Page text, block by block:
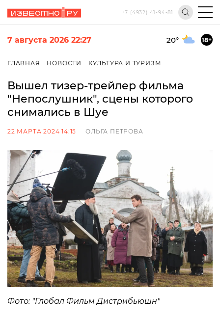
+7 (4932) 41-94-81
7 августа 2026 22:27 20° 18+
ГЛАВНАЯ НОВОСТИ КУЛЬТУРА И ТУРИЗМ
Вышел тизер-трейлер фильма
"Непослушник", сцены которого
снимались в Шуе
22 МАРТА 2024 14:15 ОЛЬГА ПЕТРОВА
Фото: "Глобал Фильм Дистрибьюшн"